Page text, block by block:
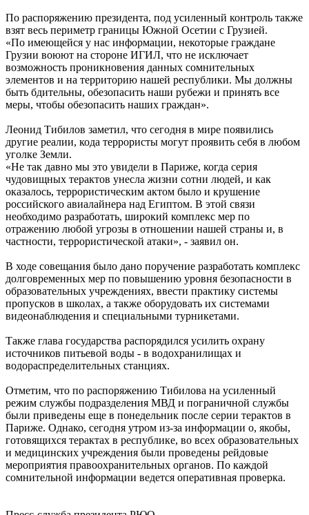
По распоряжению президента, под усиленный контроль также
взят весь периметр границы Южной Осетии с Грузией.
«По имеющейся у нас информации, некоторые граждане
Грузии воюют на стороне ИГИЛ, что не исключает
возможность проникновения данных сомнительных
элементов и на территорию нашей республики. Мы должны
быть бдительны, обезопасить наши рубежи и принять все
меры, чтобы обезопасить наших граждан».
Леонид Тибилов заметил, что сегодня в мире появились
другие реалии, кода террористы могут проявить себя в любом
уголке Земли.
«Не так давно мы это увидели в Париже, когда серия
чудовищных терактов унесла жизни сотни людей, и как
оказалось, террористическим актом было и крушение
российского авиалайнера над Египтом. В этой связи
необходимо разработать, широкий комплекс мер по
отражению любой угрозы в отношении нашей страны и, в
частности, террористической атаки», - заявил он.
В ходе совещания было дано поручение разработать комплекс
долговременных мер по повышению уровня безопасности в
образовательных учреждениях, ввести практику системы
пропусков в школах, а также оборудовать их системами
видеонаблюдения и специальными турникетами.
Также глава государства распорядился усилить охрану
источников питьевой воды - в водохранилищах и
водораспределительных станциях.
Отметим, что по распоряжению Тибилова на усиленный
режим службы подразделения МВД и пограничной службы
были приведены еще в понедельник после серии терактов в
Париже. Однако, сегодня утром из-за информации о, якобы,
готовящихся терактах в республике, во всех образовательных
и медицинских учреждения были проведены рейдовые
мероприятия правоохранительных органов. По каждой
сомнительной информации ведется оперативная проверка.